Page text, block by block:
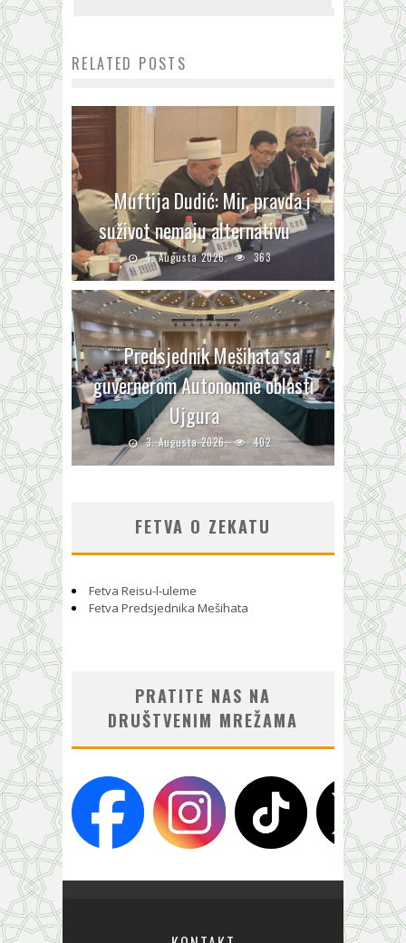
RELATED POSTS
Muftija Dudić: Mir, pravda i
suživot nemaju alternativu
4. Augusta 2026. 363
Predsjednik Mešihata sa
guvernerom Autonomne oblasti
Ujgura
3. Augusta 2026. 402
FETVA O ZEKATU
Fetva Reisu-l-uleme
Fetva Predsjednika Mešihata
PRATITE NAS NA
DRUŠTVENIM MREŽAMA